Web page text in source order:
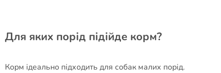
Для яких порід підійде корм?
Корм ідеально підходить для собак малих порід.